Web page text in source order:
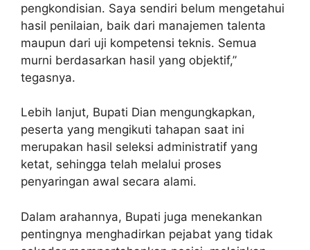
pengkondisian. Saya sendiri belum mengetahui
hasil penilaian, baik dari manajemen talenta
maupun dari uji kompetensi teknis. Semua
murni berdasarkan hasil yang objektif,”
tegasnya.
Lebih lanjut, Bupati Dian mengungkapkan,
peserta yang mengikuti tahapan saat ini
merupakan hasil seleksi administratif yang
ketat, sehingga telah melalui proses
penyaringan awal secara alami.
Dalam arahannya, Bupati juga menekankan
pentingnya menghadirkan pejabat yang tidak